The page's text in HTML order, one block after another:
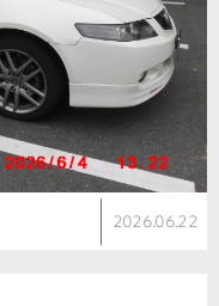
2026.06.22